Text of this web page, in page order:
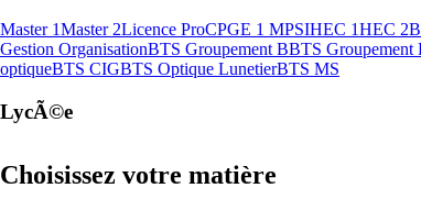
Master 1Master 2Licence ProCPGE 1 MPSIHEC 1HEC 2
Gestion OrganisationBTS Groupement BBTS Groupement
optiqueBTS CIGBTS Optique LunetierBTS MS
LycÃ©e
Choisissez votre matière